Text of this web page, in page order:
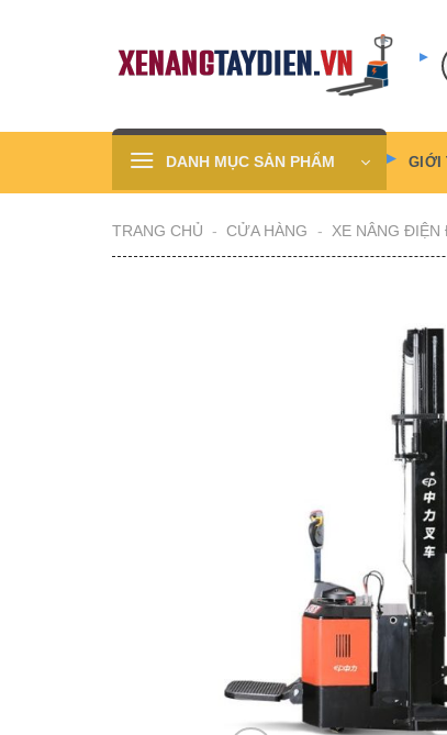
DANH MỤC SẢN PHẨM GIỚI
TRANG CHỦ - CỬA HÀNG - XE NÂNG ĐIỆN